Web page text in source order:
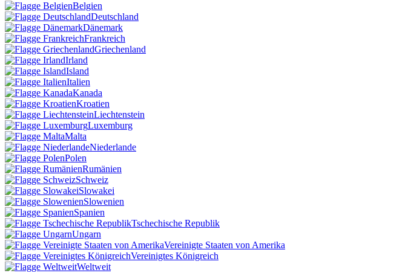
Belgien
Deutschland
Dänemark
Frankreich
Griechenland
Irland
Island
Italien
Kanada
Kroatien
Liechtenstein
Luxemburg
Malta
Niederlande
Polen
Rumänien
Schweiz
Slowakei
Slowenien
Spanien
Tschechische Republik
Ungarn
Vereinigte Staaten von Amerika
Vereinigtes Königreich
Weltweit